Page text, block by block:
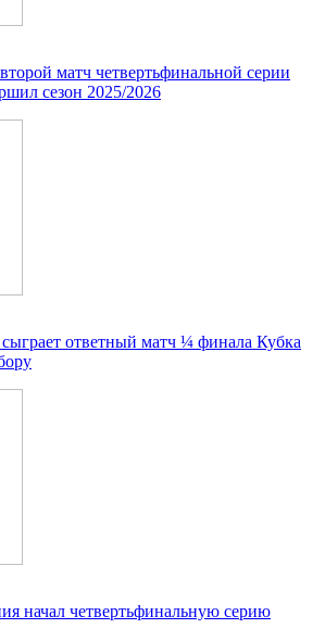
матч четвертьфинальной серии
сезон 2025/2026
сыграет ответный матч ¼ финала Кубка
начал четвертьфинальную серию